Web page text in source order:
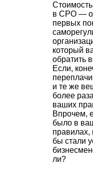
в СРО —
первых
который
обратить
Если,
и те же
более
ваших
Впрочем,
было в
правилах,
бы стали
ли?